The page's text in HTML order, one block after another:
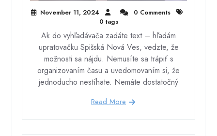
November 11, 2024
0 Comments
0 tags
Ak do vyhľadávača zadáte text – hľadám
upratovačku Spišská Nová Ves, vedzte, že
možnosti sa nájdu. Nemusíte sa trápiť s
organizovaním času a uvedomovaním si, že
jednoducho nestíhate. Nemáte dostatočný
Read More